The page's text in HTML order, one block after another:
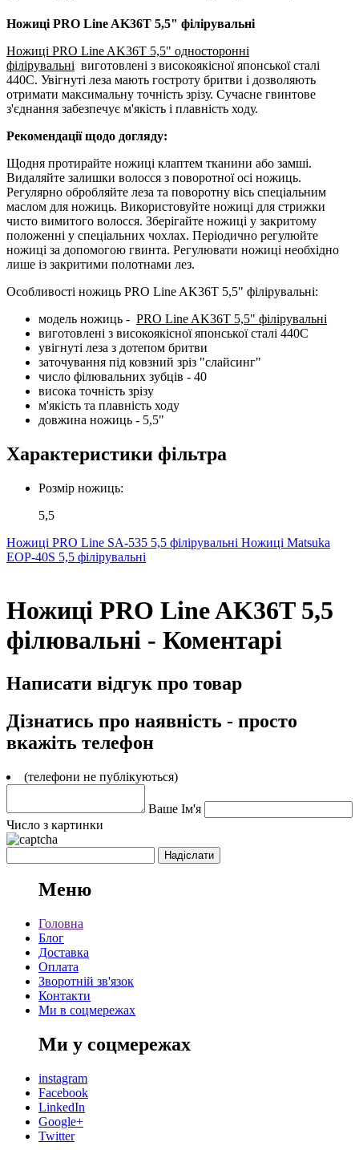
Ножиці PRO Line AK36T 5,5" філірувальні
Ножиці PRO Line AK36T 5,5" односторонні
філірувальні виготовлені з високоякісної японської сталі
440C. Увігнуті леза мають гостроту бритви і дозволяють
отримати максимальну точність зрізу. Сучасне гвинтове
з'єднання забезпечує м'якість і плавність ходу.
Рекомендації щодо догляду:
Щодня протирайте ножиці клаптем тканини або замші.
Видаляйте залишки волосся з поворотної осі ножиць.
Регулярно обробляйте леза та поворотну вісь спеціальним
маслом для ножиць. Використовуйте ножиці для стрижки
чисто вимитого волосся. Зберігайте ножиці у закритому
положенні у спеціальних чохлах. Періодично регулюйте
ножиці за допомогою гвинта. Регулювати ножиці необхідно
лише із закритими полотнами лез.
Особливості ножиць PRO Line AK36T 5,5" філірувальні:
модель ножиць - PRO Line AK36T 5,5" філірувальні
виготовлені з високоякісної японської сталі 440C
увігнуті леза з дотепом бритви
заточування під ковзний зріз "слайсинг"
число філювальних зубців - 40
висока точність зрізу
м'якість та плавність ходу
довжина ножиць - 5,5"
Характеристики фільтра
Розмір ножиць:
5,5
Ножиці PRO Line SA-535 5,5 філірувальні Ножиці Matsuka
EOP-40S 5,5 філірувальні
Ножиці PRO Line AK36T 5,5
філювальні - Коментарі
Написати відгук про товар
Дізнатись про наявність - просто
вкажіть телефон
(телефони не публікуються)
Ваше Ім'я
Число з картинки
Меню
Головна
Блог
Доставка
Оплата
Зворотній зв'язок
Контакти
Ми в соцмережах
Ми у соцмережах
instagram
Facebook
LinkedIn
Google+
Twitter